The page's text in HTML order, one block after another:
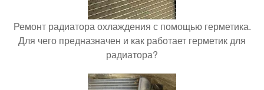
Ремонт радиатора охлаждения с помощью герметика.
Для чего предназначен и как работает герметик для
радиатора?